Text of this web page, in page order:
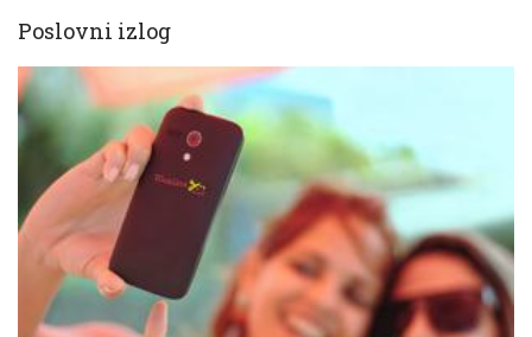
Poslovni izlog